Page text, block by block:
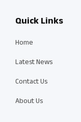
Quick Links
Home
Latest News
Contact Us
About Us